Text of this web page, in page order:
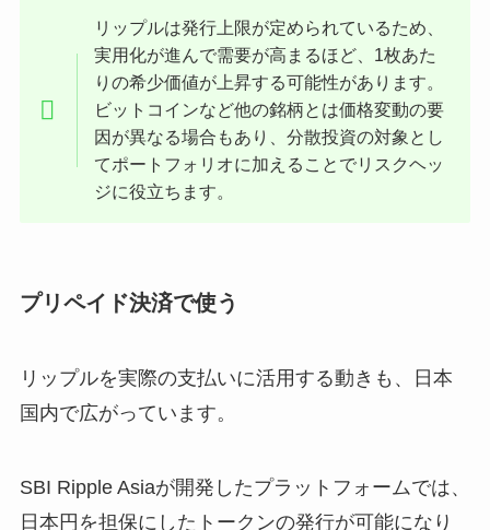
リップルは発行上限が定められているため、
実用化が進んで需要が高まるほど、1枚あた
りの希少価値が上昇する可能性があります。
ビットコインなど他の銘柄とは価格変動の要
因が異なる場合もあり、分散投資の対象とし
てポートフォリオに加えることでリスクヘッ
ジに役立ちます。
プリペイド決済で使う
リップルを実際の支払いに活用する動きも、日本
国内で広がっています。
SBI Ripple Asiaが開発したプラットフォームでは、
日本円を担保にしたトークンの発行が可能になり